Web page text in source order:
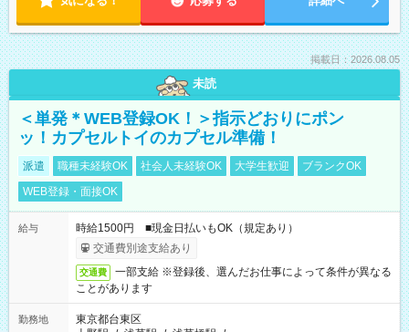
掲載日：2026.08.05
未読
＜単発＊WEB登録OK！＞指示どおりにポン
ッ！カプセルトイのカプセル準備！
派遣 職種未経験OK 社会人未経験OK 大学生歓迎
ブランクOK
WEB登録・面接OK
給与
時給1500円 ■現金日払いもOK（規定あり）
交通費別途支給あり
交通費
一部支給 ※登録後、選んだお仕事によって条件が異なる
ことがあります
勤務地
東京都台東区